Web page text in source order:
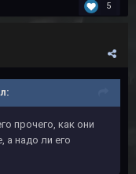
5
прочего, как они
а надо ли его